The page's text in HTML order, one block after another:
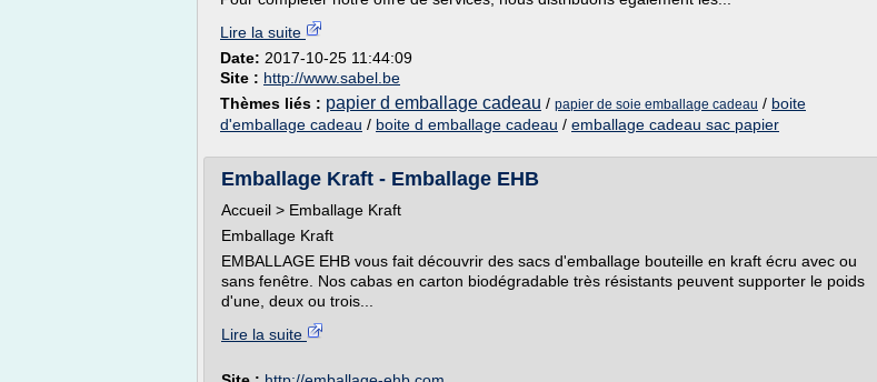
Lire la suite
Date: 2017-10-25 11:44:09
Site : http://www.sabel.be
Thèmes liés : papier d emballage cadeau / papier de soie emballage cadeau / boite
d'emballage cadeau / boite d emballage cadeau / emballage cadeau sac papier
Emballage Kraft - Emballage EHB
Accueil > Emballage Kraft
Emballage Kraft
EMBALLAGE EHB vous fait découvrir des sacs d'emballage bouteille en kraft écru avec ou
sans fenêtre. Nos cabas en carton biodégradable très résistants peuvent supporter le poids
d'une, deux ou trois...
Lire la suite